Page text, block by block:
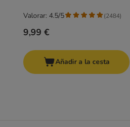
9,99 €
Valorar: 4.5/5 (2484)
Añadir a la cesta